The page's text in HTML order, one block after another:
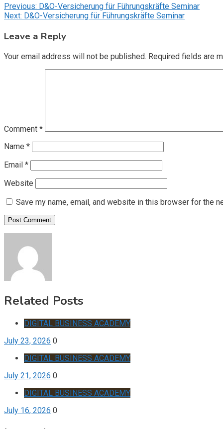
Post
navigation
Previous: D&O-Versicherung für Führungskräfte Seminar
Next: D&O-Versicherung für Führungskräfte Seminar
Leave a Reply
Your email address will not be published. Required fields are
Comment *
Name *
Email *
Website
Save my name, email, and website in this browser for the
Related Posts
DIGITAL BUSINESS ACADEMY
July 23, 2026 0
DIGITAL BUSINESS ACADEMY
July 21, 2026 0
DIGITAL BUSINESS ACADEMY
July 16, 2026 0